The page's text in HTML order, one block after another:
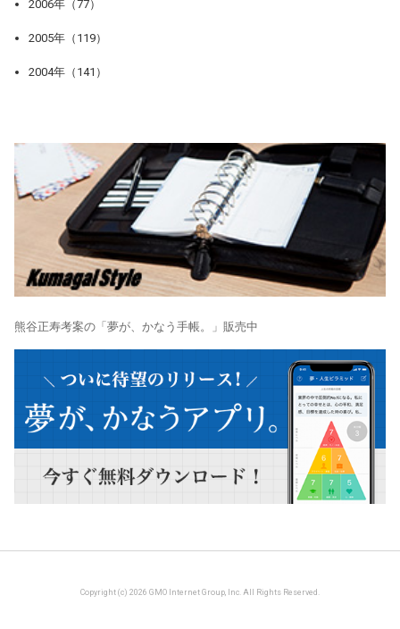
2006年（77）
2005年（119）
2004年（141）
熊谷正寿考案の「夢が、かなう手帳。」販売中
Copyright (c) 2026 GMO Internet Group, Inc. All Rights Reserved.